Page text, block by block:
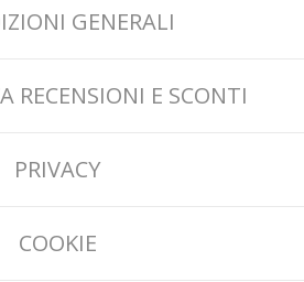
GENERALI
RECENSIONI E SCONTI
PRIVACY
COOKIE